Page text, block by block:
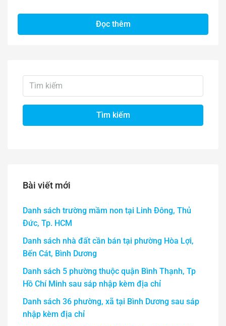
Đọc thêm
Tìm kiếm
Bài viết mới
Danh sách trường mầm non tại Linh Đông, Thủ
Đức, Tp. HCM
Danh sách nhà đất cần bán tại phường Hòa Lợi,
Bến Cát, Bình Dương
Danh sách 5 phường thuộc quận Bình Thạnh, Tp
Hồ Chí Minh sau sáp nhập kèm địa chỉ
Danh sách 36 phường, xã tại Bình Dương sau sáp
nhập kèm địa chỉ